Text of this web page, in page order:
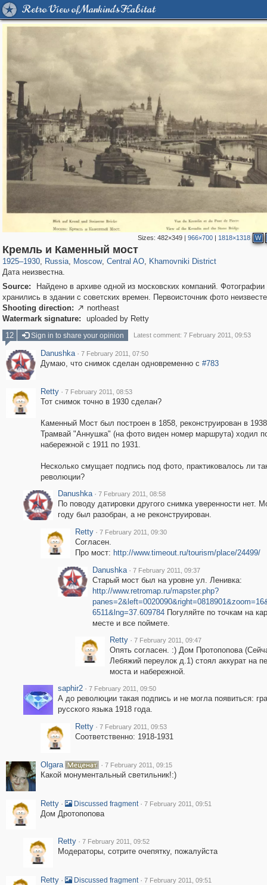
Retro View of Mankind's Habitat
Sizes:482×349 |966×700 | 1818×1318 W
Кремль и Каменный мост
1925–1930, Russia
1,406,840 29,243
, Moscow
319,864 8,286
, Central AO
160,012 5,916
, Khamovniki District
Дата неизвестна.
Source:
Найдено в архиве одной из московских компаний. Фотографии
хранились в здании с советских времен. Первоисточник фото
Shooting direction:  northeast
Watermark signature:
uploaded by Retty
12
Sign in to share your opinion Latest comment: 7 February 2011, 09:53
Danushka · 7 February 2011, 07:50
Думаю, что снимок сделан одновременно с #783
Retty · 7 February 2011, 08:53
Тот снимок точно в 1930 сделан?
Каменный Мост был построен в 1858, реконструирован в
Трамвай "Аннушка" (на фото виден номер маршрута) ходил
набережной с 1911 по 1931.
Несколько смущает подпись под фото, практиковалось ли
революции?
Danushka · 7 February 2011, 08:58
По поводу датировки другого снимка уверенности нет.
году был разобран, а не реконструирован.
Retty · 7 February 2011, 09:30
Согласен.
Про мост: http://www.timeout.ru/tourism/place/24499/
Danushka · 7 February 2011, 09:37
Старый мост был на уровне ул. Ленивка:
http://www.retromap.ru/mapster.php?
6511&lng=37.609784Погуляйте по точкам на
месте и все поймете.
Retty · 7 February 2011, 09:47
Опять согласен. :) Дом Протопопова
Лебяжий переулок д.1) стоял аккурат на
моста и набережной.
saphir2 · 7 February 2011, 09:50
А до революции такая подпись и не могла появиться:
русского языка 1918 года.
Retty · 7 February 2011, 09:53
Соответственно: 1918-1931
Olgara · 7 February 2011, 09:15
Какой монументальный светильник!:)
Retty · Discussed fragment · 7 February 2011, 09:51
Дом Дротопопова
Retty · 7 February 2011, 09:52
Модераторы, сотрите очепятку, пожалуйста
Retty · Discussed fragment · 7 February 2011, 09:51